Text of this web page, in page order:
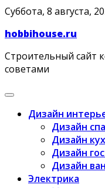
Skip
content
Суббота, 8 августа,
hobbihouse.ru
Строительный сайт
советами
Дизайн
Дизайн
Дизайн
Дизайн
Дизайн
Электрика